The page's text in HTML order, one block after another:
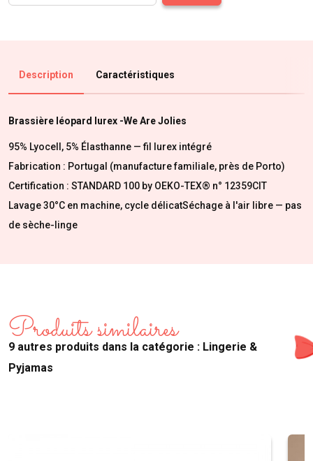
Description Caractéristiques
Brassière léopard lurex -We Are Jolies
95% Lyocell, 5% Élasthanne — fil lurex intégré
Fabrication : Portugal (manufacture familiale, près de Porto)
Certification : STANDARD 100 by OEKO-TEX® n° 12359CIT
Lavage 30°C en machine, cycle délicatSéchage à l'air libre — pas
de sèche-linge
Produits similaires
9 autres produits dans la catégorie : Lingerie &
Pyjamas